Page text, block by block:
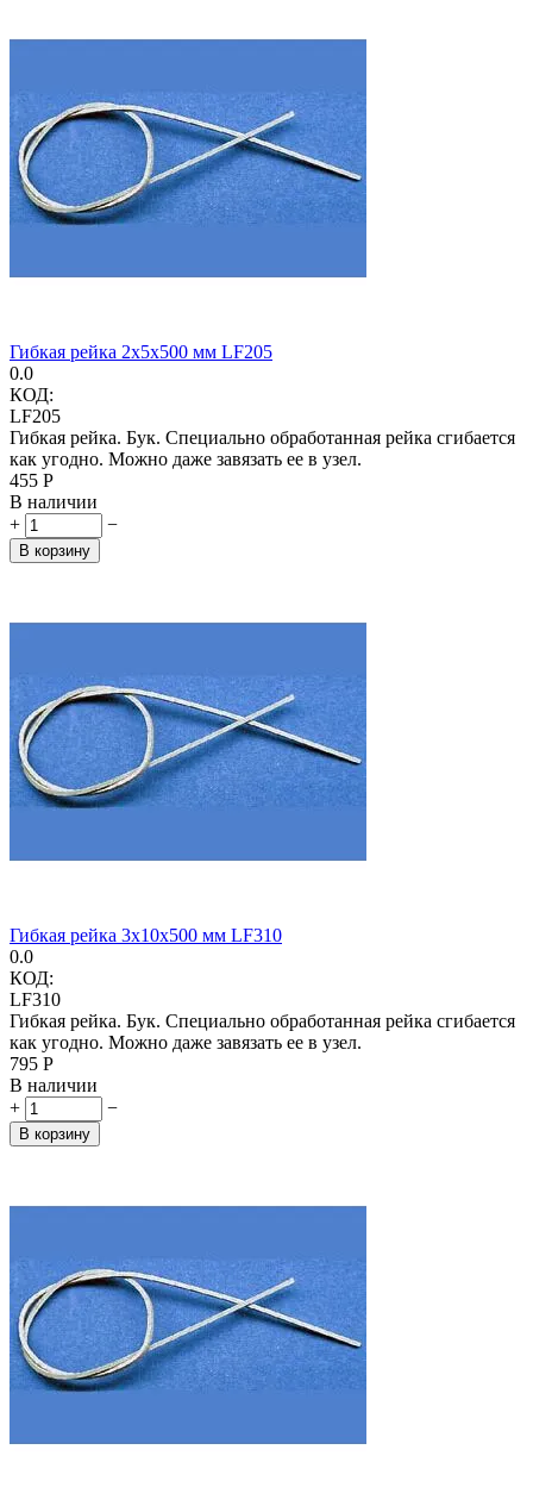
Гибкая рейка 2х5х500 мм LF205
0.0
КОД:
LF205
Гибкая рейка. Бук. Специально обработанная рейка сгибается
как угодно. Можно даже завязать ее в узел.
‍455‍ Р
В наличии
+
−
В корзину
Гибкая рейка 3х10х500 мм LF310
0.0
КОД:
LF310
Гибкая рейка. Бук. Специально обработанная рейка сгибается
как угодно. Можно даже завязать ее в узел.
‍795‍ Р
В наличии
+
−
В корзину